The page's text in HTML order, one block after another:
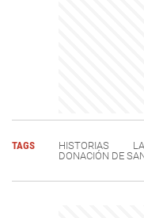
TAGS HISTORIAS
DONACIÓN DE